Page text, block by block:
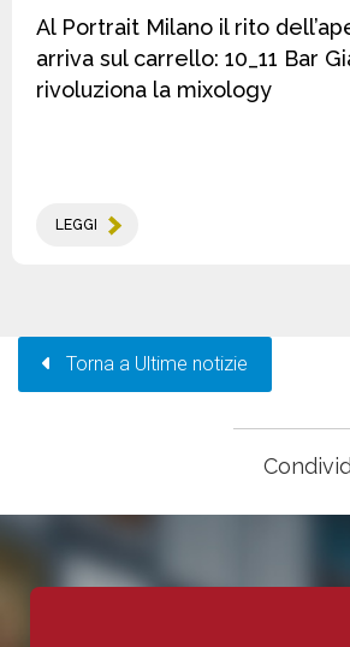
Al Portrait Milano il rito
arriva sul carrello: 10_11 Bar
rivoluziona la mixology
LEGGI
Torna a Ultime notizie